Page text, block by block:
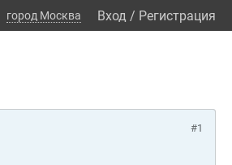
город Москва Вход / Регистрация
#1